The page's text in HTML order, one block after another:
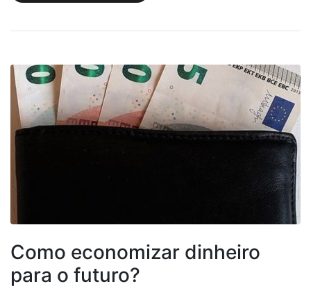
Como economizar dinheiro
para o futuro?